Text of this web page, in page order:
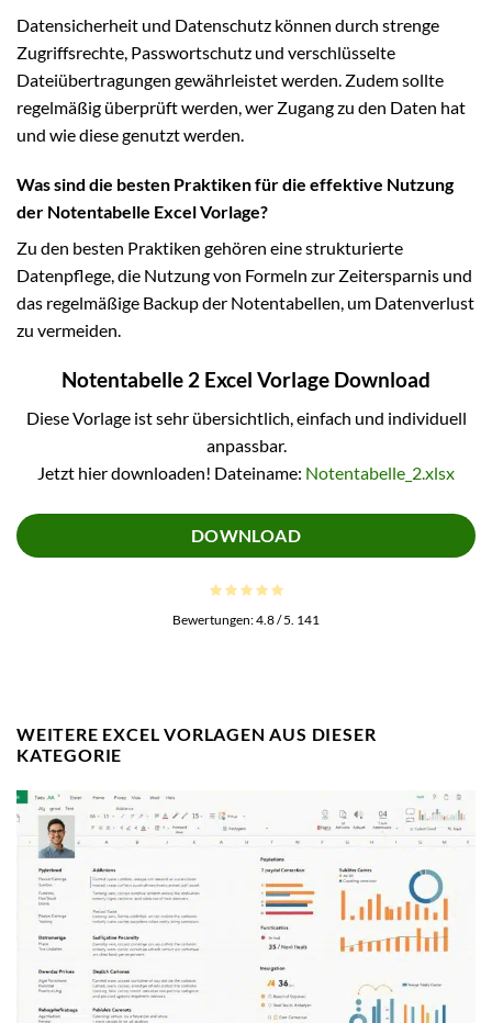
Datensicherheit und Datenschutz können durch strenge
Zugriffsrechte, Passwortschutz und verschlüsselte
Dateiübertragungen gewährleistet werden. Zudem sollte
regelmäßig überprüft werden, wer Zugang zu den Daten hat
und wie diese genutzt werden.
Was sind die besten Praktiken für die effektive Nutzung
der Notentabelle Excel Vorlage?
Zu den besten Praktiken gehören eine strukturierte
Datenpflege, die Nutzung von Formeln zur Zeitersparnis und
das regelmäßige Backup der Notentabellen, um Datenverlust
zu vermeiden.
Notentabelle 2 Excel Vorlage Download
Diese Vorlage ist sehr übersichtlich, einfach und individuell
anpassbar.
Jetzt hier downloaden! Dateiname: Notentabelle_2.xlsx
DOWNLOAD
Bewertungen:4.8/ 5. 141
WEITERE EXCEL VORLAGEN AUS DIESER
KATEGORIE